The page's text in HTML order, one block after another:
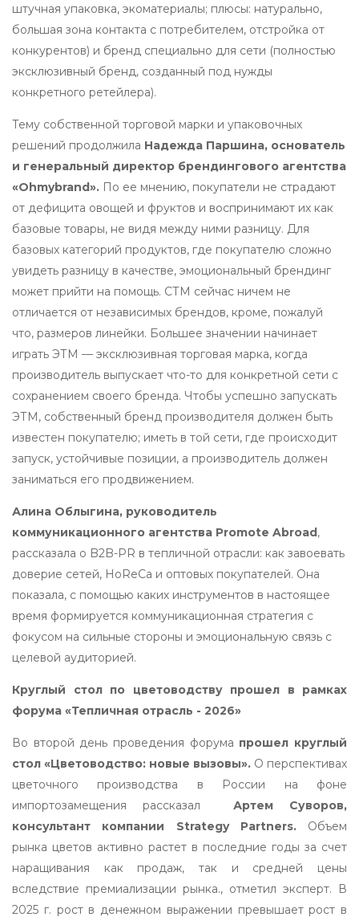
штучная упаковка, экоматериалы; плюсы: натурально,
большая зона контакта с потребителем, отстройка от
конкурентов) и бренд специально для сети (полностью
эксклюзивный бренд, созданный под нужды
конкретного ретейлера).
Тему собственной торговой марки и упаковочных
решений продолжила Надежда Паршина, основатель
и генеральный директор брендингового агентства
«Ohmybrand». По ее мнению, покупатели не страдают
от дефицита овощей и фруктов и воспринимают их как
базовые товары, не видя между ними разницу. Для
базовых категорий продуктов, где покупателю сложно
увидеть разницу в качестве, эмоциональный брендинг
может прийти на помощь. СТМ сейчас ничем не
отличается от независимых брендов, кроме, пожалуй
что, размеров линейки. Большее значении начинает
играть ЭТМ — эксклюзивная торговая марка, когда
производитель выпускает что-то для конкретной сети с
сохранением своего бренда. Чтобы успешно запускать
ЭТМ, собственный бренд производителя должен быть
известен покупателю; иметь в той сети, где происходит
запуск, устойчивые позиции, а производитель должен
заниматься его продвижением.
Алина Облыгина, руководитель
коммуникационного агентства Promote Abroad,
рассказала о B2B-PR в тепличной отрасли: как завоевать
доверие сетей, HoReCa и оптовых покупателей. Она
показала, с помощью каких инструментов в настоящее
время формируется коммуникационная стратегия с
фокусом на сильные стороны и эмоциональную связь с
целевой аудиторией.
Круглый стол по цветоводству прошел в рамках
форума «Тепличная отрасль - 2026»
Во второй день проведения форума прошел круглый
стол «Цветоводство: новые вызовы». О перспективах
цветочного производства в России на фоне
импортозамещения рассказал Артем Суворов,
консультант компании Strategy Partners. Объем
рынка цветов активно растет в последние годы за счет
наращивания как продаж, так и средней цены
вследствие премиализации рынка., отметил эксперт. В
2025 г. рост в денежном выражении превышает рост в